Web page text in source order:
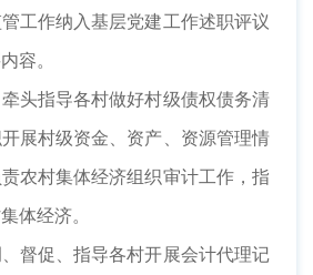
工作纳入基层党建工作述职评议
容。
指导各村做好村级债权债务清
展村级资金、资产、资源管理情
农村集体经济组织审计工作，指
体经济。
促、指导各村开展会计代理记